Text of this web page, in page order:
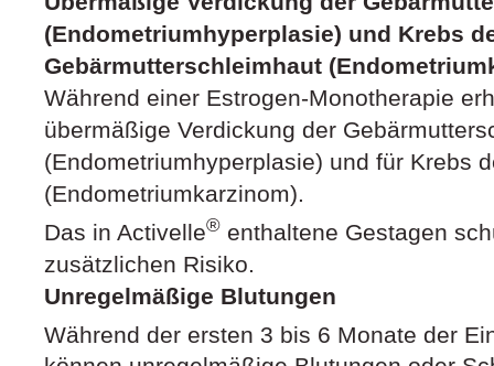
(Endometriumhyperplasie) und Krebs
Gebärmutterschleimhaut
Während einer Estrogen-Monotherapie
übermäßige Verdickung der
(Endometriumhyperplasie) und für Krebs
(Endometriumkarzinom).
Das in Activelle® enthaltene Gestagen
zusätzlichen Risiko.
Unregelmäßige Blutungen
Während der ersten 3 bis 6 Monate der